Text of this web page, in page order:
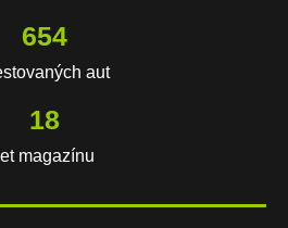
654
aut
18
let magazínu